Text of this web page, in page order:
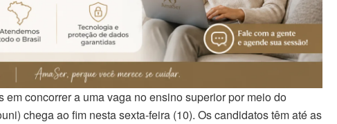
concorrer a uma vaga no ensino superior por meio do
chega ao fim nesta sexta-feira (10). Os candidatos têm até as